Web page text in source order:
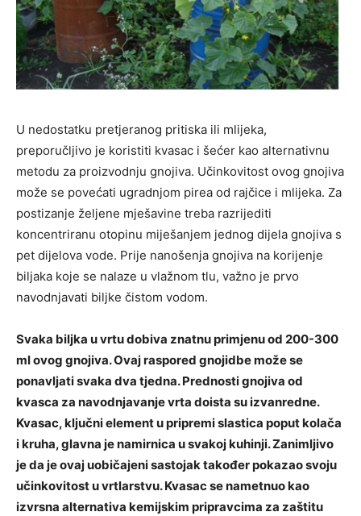
U nedostatku pretjeranog pritiska ili mlijeka,
preporučljivo je koristiti kvasac i šećer kao alternativnu
metodu za proizvodnju gnojiva. Učinkovitost ovog gnojiva
može se povećati ugradnjom pirea od rajčice i mlijeka. Za
postizanje željene mješavine treba razrijediti
koncentriranu otopinu miješanjem jednog dijela gnojiva s
pet dijelova vode. Prije nanošenja gnojiva na korijenje
biljaka koje se nalaze u vlažnom tlu, važno je prvo
navodnjavati biljke čistom vodom.
Svaka biljka u vrtu dobiva znatnu primjenu od 200-300
ml ovog gnojiva. Ovaj raspored gnojidbe može se
ponavljati svaka dva tjedna. Prednosti gnojiva od
kvasca za navodnjavanje vrta doista su izvanredne.
Kvasac, ključni element u pripremi slastica poput kolača
i kruha, glavna je namirnica u svakoj kuhinji. Zanimljivo
je da je ovaj uobičajeni sastojak također pokazao svoju
učinkovitost u vrtlarstvu. Kvasac se nametnuo kao
izvrsna alternativa kemijskim pripravcima za zaštitu